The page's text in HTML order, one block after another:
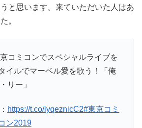
と思います。来ていただいた人はあ
。
コミコンでスペシャルライブを
イルでマーベル愛を歌う！「俺
リー」
https://t.co/iyqeznicC2#東京コミ
ン2019